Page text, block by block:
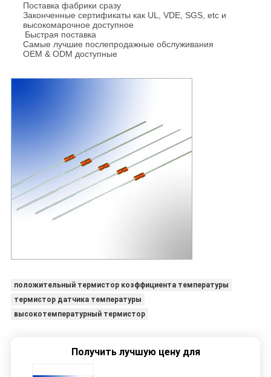
Поставка фабрики сразу
Законченные сертификаты как UL, VDE, SGS, etc и
высокомарочное доступное
Быстрая поставка
Самые лучшие послепродажные обслуживания
OEM & ODM доступные
положительный термистор коэффициента температуры
термистор датчика температуры
высокотемпературный термистор
Получить лучшую цену для